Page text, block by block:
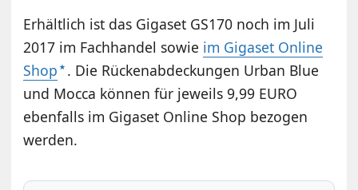
Erhältlich ist das Gigaset GS170 noch im Juli
2017 im Fachhandel sowie im Gigaset Online
Shop . Die Rückenabdeckungen Urban Blue
und Mocca können für jeweils 9,99 EURO
ebenfalls im Gigaset Online Shop bezogen
werden.